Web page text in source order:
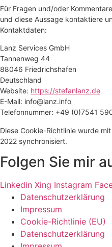
Für Fragen und/oder
und diese Aussage kontaktiere
Kontaktdaten:
Lanz Services GmbH
Tannenweg 44
88046 Friedrichshafen
Deutschland
Website: https://stefanlanz.de
E-Mail: info@lanz.info
Telefonnummer: +49 (0)7541
Diese Cookie-Richtlinie wurde mit
2022 synchronisiert.
Folgen Sie mir
Linkedin Xing Instagram
Datenschutzerklärung
Impressum
Cookie-Richtlinie (EU)
Datenschutzerklärung